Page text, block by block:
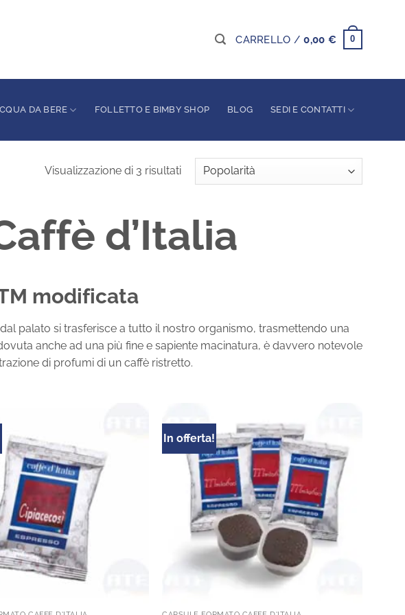
CARRELLO /0,00 € 0
DA BERE FOLLETTO E BIMBY SHOP BLOG SEDI E CONTATTI
Visualizzazione di 3 risultatiPopolarità
d’Italia
modificata
palato si trasferisce a tutto il nostro organismo, trasmettendo una
anche ad una più fine e sapiente macinatura, è davvero notevole
di profumi di un caffè ristretto.
In offerta!